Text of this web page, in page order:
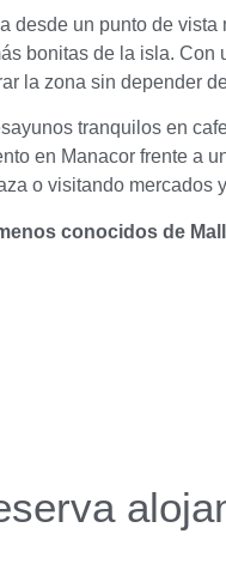
un punto de vista
bonitas de la isla. Con
la zona sin depender
tranquilos en
en Manacor frente a
o visitando mercados
conocidos de